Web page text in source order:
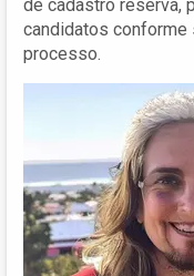
de cadastro reserva,
candidatos
processo.